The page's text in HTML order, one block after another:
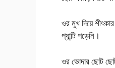
ওর মুখ দিয়ে
প্যান্টি পড়েনি।
ওর ভোদার ছোট